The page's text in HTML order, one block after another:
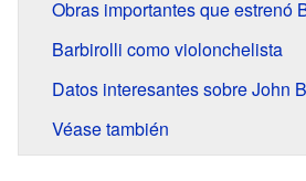
Obras importantes que estrenó
Barbirolli como violonchelista
Datos interesantes sobre John
Véase también